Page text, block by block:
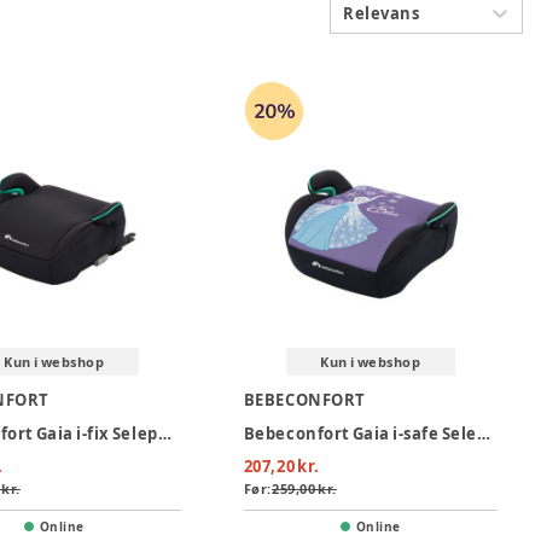
Relevans
Kun i webshop
Bebeconfort Gaia i-fix Selepude- Mineral black
kr.
Online
Kun i webshop
BEBECONFORT
Bebeconfort Gaia i-safe Selepude - Fun Frozen
207,20 kr.
Før:259,00 kr.
Online